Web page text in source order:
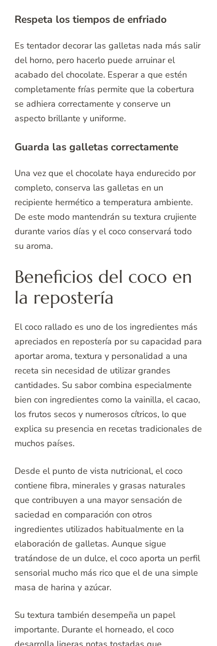
Respeta los tiempos de enfriado
Es tentador decorar las galletas nada más salir
del horno, pero hacerlo puede arruinar el
acabado del chocolate. Esperar a que estén
completamente frías permite que la cobertura
se adhiera correctamente y conserve un
aspecto brillante y uniforme.
Guarda las galletas correctamente
Una vez que el chocolate haya endurecido por
completo, conserva las galletas en un
recipiente hermético a temperatura ambiente.
De este modo mantendrán su textura crujiente
durante varios días y el coco conservará todo
su aroma.
Beneficios del coco en
la repostería
El coco rallado es uno de los ingredientes más
apreciados en repostería por su capacidad para
aportar aroma, textura y personalidad a una
receta sin necesidad de utilizar grandes
cantidades. Su sabor combina especialmente
bien con ingredientes como la vainilla, el cacao,
los frutos secos y numerosos cítricos, lo que
explica su presencia en recetas tradicionales de
muchos países.
Desde el punto de vista nutricional, el coco
contiene fibra, minerales y grasas naturales
que contribuyen a una mayor sensación de
saciedad en comparación con otros
ingredientes utilizados habitualmente en la
elaboración de galletas. Aunque sigue
tratándose de un dulce, el coco aporta un perfil
sensorial mucho más rico que el de una simple
masa de harina y azúcar.
Su textura también desempeña un papel
importante. Durante el horneado, el coco